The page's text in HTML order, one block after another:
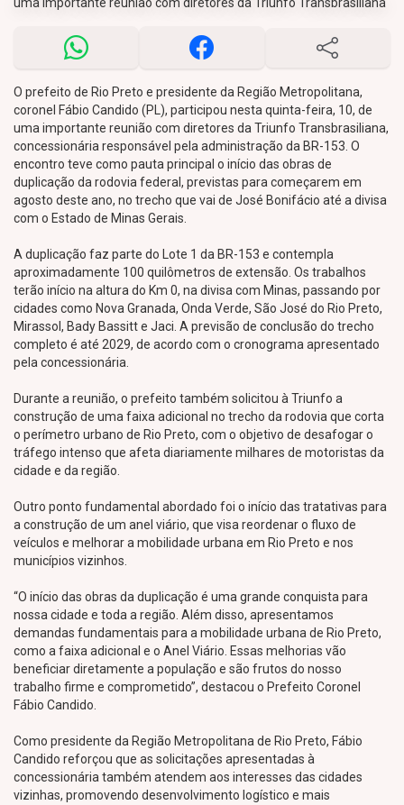
O prefeito de Rio Preto e presidente da Região Metropolitana,
coronel Fábio Candido (PL), participou nesta quinta-feira, 10, de
uma importante reunião com diretores da Triunfo Transbrasiliana,
concessionária responsável pela administração da BR-153. O
encontro teve como pauta principal o início das obras de
duplicação da rodovia federal, previstas para começarem em
agosto deste ano, no trecho que vai de José Bonifácio até a divisa
com o Estado de Minas Gerais.
A duplicação faz parte do Lote 1 da BR-153 e contempla
aproximadamente 100 quilômetros de extensão. Os trabalhos
terão início na altura do Km 0, na divisa com Minas, passando por
cidades como Nova Granada, Onda Verde, São José do Rio Preto,
Mirassol, Bady Bassitt e Jaci. A previsão de conclusão do trecho
completo é até 2029, de acordo com o cronograma apresentado
pela concessionária.
Durante a reunião, o prefeito também solicitou à Triunfo a
construção de uma faixa adicional no trecho da rodovia que corta
o perímetro urbano de Rio Preto, com o objetivo de desafogar o
tráfego intenso que afeta diariamente milhares de motoristas da
cidade e da região.
Outro ponto fundamental abordado foi o início das tratativas para
a construção de um anel viário, que visa reordenar o fluxo de
veículos e melhorar a mobilidade urbana em Rio Preto e nos
municípios vizinhos.
“O início das obras da duplicação é uma grande conquista para
nossa cidade e toda a região. Além disso, apresentamos
demandas fundamentais para a mobilidade urbana de Rio Preto,
como a faixa adicional e o Anel Viário. Essas melhorias vão
beneficiar diretamente a população e são frutos do nosso
trabalho firme e comprometido”, destacou o Prefeito Coronel
Fábio Candido.
Como presidente da Região Metropolitana de Rio Preto, Fábio
Candido reforçou que as solicitações apresentadas à
concessionária também atendem aos interesses das cidades
vizinhas, promovendo desenvolvimento logístico e mais